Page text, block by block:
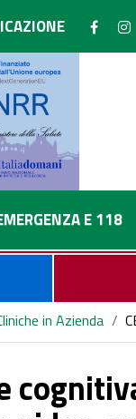
E 118
in Azienda /